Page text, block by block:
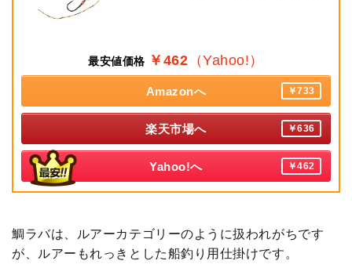
最安値価格 ￥462 （Yahoo!）
Amazonへ ￥733
楽天市場へ ￥636
Yahoo!へ ￥462
鯛ラバは、ルアーカテゴリーのように扱われがちです
が、ルアーもれっきとした船釣り用仕掛けです。